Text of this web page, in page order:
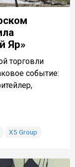
Яр»
торговли
событие:
X5 Group